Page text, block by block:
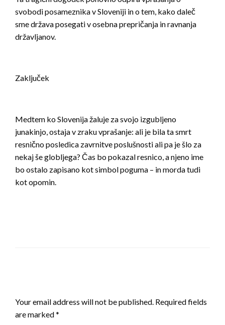
svobodi posameznika v Sloveniji in o tem, kako daleč
sme država posegati v osebna prepričanja in ravnanja
državljanov.
Zaključek
Medtem ko Slovenija žaluje za svojo izgubljeno
junakinjo, ostaja v zraku vprašanje: ali je bila ta smrt
resnično posledica zavrnitve poslušnosti ali pa je šlo za
nekaj še globljega? Čas bo pokazal resnico, a njeno ime
bo ostalo zapisano kot simbol poguma – in morda tudi
kot opomin.
Your email address will not be published. Required fields
are marked*